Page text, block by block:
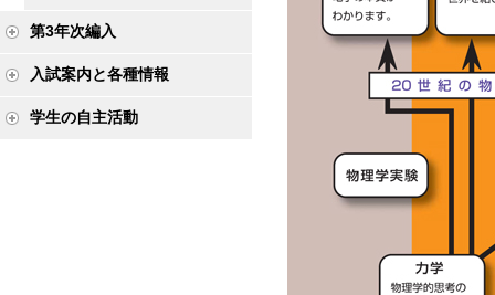
第3年次編入
入試案内と各種情報
学生の自主活動